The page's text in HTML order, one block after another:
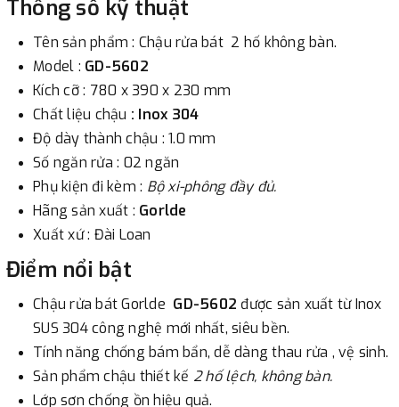
- Showroom Thanh Hương
phường Cát Linh, quận Đống Đa, Hà Nội.
3. Chuyển khoản qua ngân hàng
- Nếu địa điểm giao hàng khác với địa điểm thanh toán
hoặc với những đơn đặt hàng ngoài nội thành Hà Nội.
Chúng tôi sẽ thu tiền trước 100% giá trị hàng + phí vận
chuyển theo cước phí tính trong chính sách vận chuyển
bằng phương thức chuyển khoản trước khi giao hàng.
- Sau khi có thông tin xác thực đã chuyển tiền của quý
khách, chúng tôi sẽ thực hiện đơn hàng theo yêu cầu.
Thông số kỹ thuật
Tên sản phẩm : Chậu rửa bát 2 hố không bàn.
Model : GD-5602
Kích cỡ : 780 x 390 x 230 mm
Chất liệu chậu : Inox 304
Độ dày thành chậu : 1.0 mm
Số ngăn rửa : 02 ngăn
Phụ kiện đi kèm : Bộ xi-phông đầy đủ.
Hãng sản xuất : Gorlde
Xuất xứ : Đài Loan
Điểm nổi bật
Chậu rửa bát Gorlde GD-5602 được sản xuất từ Inox
SUS 304 công nghệ mới nhất, siêu bền.
Tính năng chống bám bẩn, dễ dàng thau rửa , vệ sinh.
Sản phẩm chậu thiết kế 2 hố lệch, không bàn.
Lớp sơn chống ồn hiệu quả.